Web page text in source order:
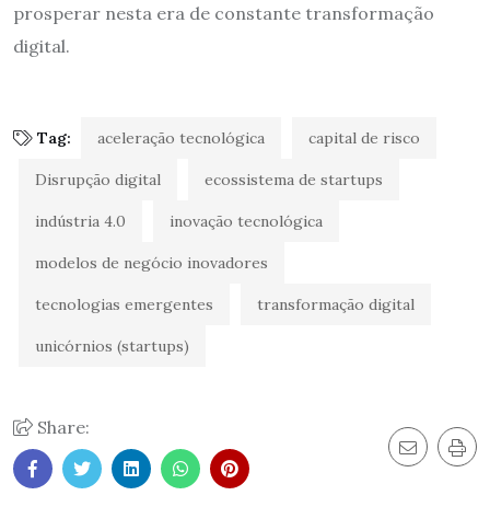
prosperar nesta era de constante transformação
digital.
Tag: aceleração tecnológica capital de risco
Disrupção digital ecossistema de startups
indústria 4.0 inovação tecnológica
modelos de negócio inovadores
tecnologias emergentes transformação digital
unicórnios (startups)
Share: